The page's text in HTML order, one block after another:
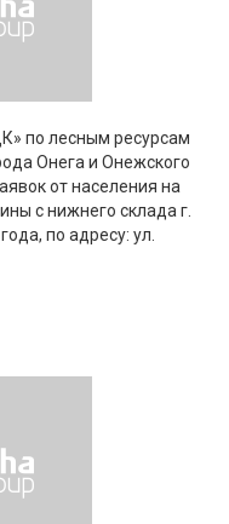
по лесным ресурсам
Онега и Онежского
от населения на
с нижнего склада г.
по адресу: ул.